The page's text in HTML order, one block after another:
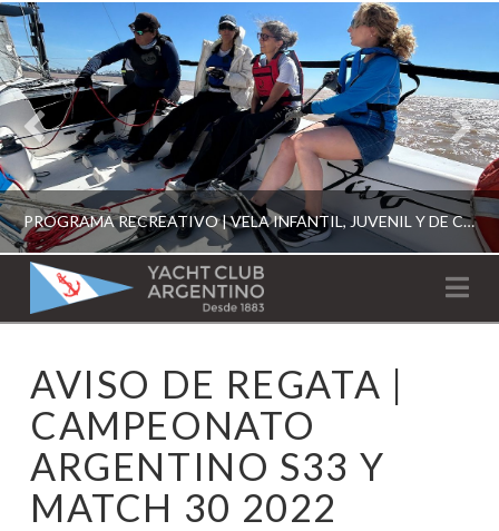
PROGRAMA RECREATIVO | VELA INFANTIL, JUVENIL Y DE CRUCERO 2026
ESCUELA RECREATIVA 2026
YACHT
CLUB
ARGENTINO
AVISO DE REGATA |
CAMPEONATO
ARGENTINO S33 Y
MATCH 30 2022